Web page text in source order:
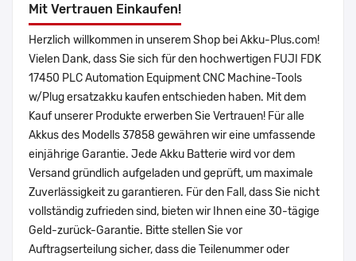
Mit Vertrauen Einkaufen!
Herzlich willkommen in unserem Shop bei Akku-Plus.com!
Vielen Dank, dass Sie sich für den hochwertigen FUJI FDK
17450 PLC Automation Equipment CNC Machine-Tools
w/Plug ersatzakku kaufen entschieden haben. Mit dem
Kauf unserer Produkte erwerben Sie Vertrauen! Für alle
Akkus des Modells 37858 gewähren wir eine umfassende
einjährige Garantie. Jede Akku Batterie wird vor dem
Versand gründlich aufgeladen und geprüft, um maximale
Zuverlässigkeit zu garantieren. Für den Fall, dass Sie nicht
vollständig zufrieden sind, bieten wir Ihnen eine 30-tägige
Geld-zurück-Garantie. Bitte stellen Sie vor
Auftragserteilung sicher, dass die Teilenummer oder